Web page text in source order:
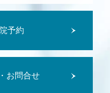
予約
お問合せ